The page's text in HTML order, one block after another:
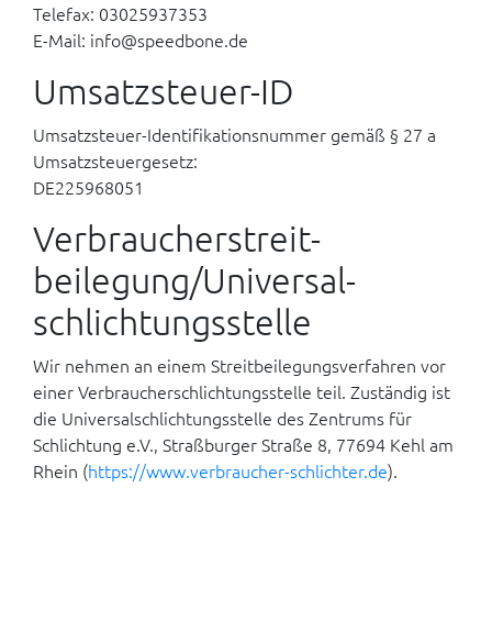
Telefax: 03025937353
E-Mail: info@speedbone.de
Umsatzsteuer-ID
Umsatzsteuer-Identifikationsnummer gemäß § 27 a
Umsatzsteuergesetz:
DE225968051
Verbraucher­streit­
beilegung/Universal­
schlichtungs­stelle
Wir nehmen an einem Streitbeilegungsverfahren vor
einer Verbraucherschlichtungsstelle teil. Zuständig ist
die Universalschlichtungsstelle des Zentrums für
Schlichtung e.V., Straßburger Straße 8, 77694 Kehl am
Rhein (https://www.verbraucher-schlichter.de).